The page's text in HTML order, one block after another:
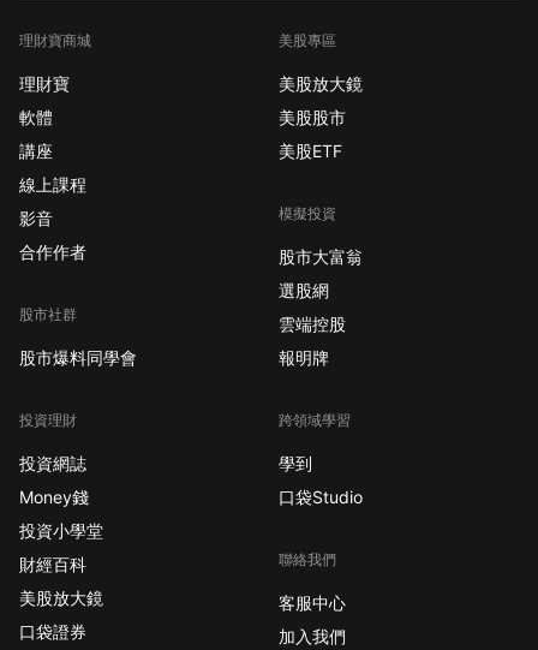
理財寶商城
理財寶
軟體
講座
線上課程
影音
合作作者
股市社群
股市爆料同學會
投資理財
投資網誌
Money錢
投資小學堂
財經百科
美股放大鏡
口袋證券
美股專區
美股放大鏡
美股股市
美股ETF
模擬投資
股市大富翁
選股網
雲端控股
報明牌
跨領域學習
學到
口袋Studio
聯絡我們
客服中心
加入我們